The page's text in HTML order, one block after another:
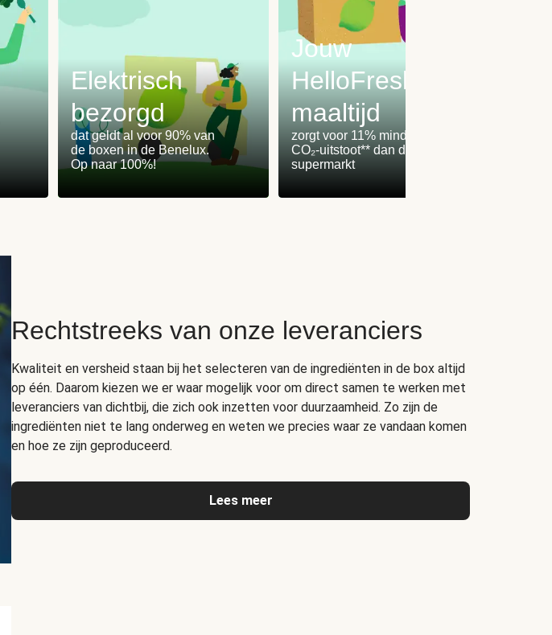
Elektrisch
bezorgd
dat geldt al voor 90% van
de boxen in de Benelux.
Op naar 100%!
Jouw
HelloFresh-
maaltijd
zorgt voor 11% minder
CO₂-uitstoot** dan de
supermarkt
Rechtstreeks van onze leveranciers
Kwaliteit en versheid staan bij het selecteren van de ingrediënten in de box altijd
op één. Daarom kiezen we er waar mogelijk voor om direct samen te werken met
leveranciers van dichtbij, die zich ook inzetten voor duurzaamheid. Zo zijn de
ingrediënten niet te lang onderweg en weten we precies waar ze vandaan komen
en hoe ze zijn geproduceerd.
Lees meer